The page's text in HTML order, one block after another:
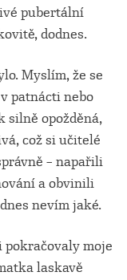
pubertální
dodnes.
Myslím, že se
patnácti nebo
silně opožděná,
což si učitelé
– napařili
a obvinili
nevím jaké.
moje
laskavě